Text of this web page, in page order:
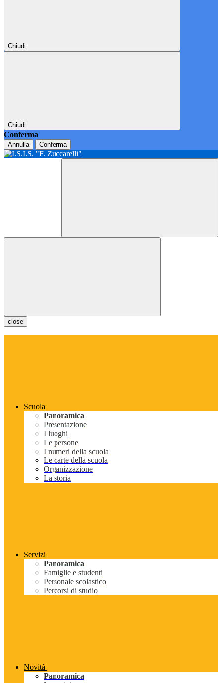
Chiudi
Chiudi
Conferma
Annulla Conferma
close
Scuola
Panoramica
Presentazione
I luoghi
Le persone
I numeri della scuola
Le carte della scuola
Organizzazione
La storia
Servizi
Panoramica
Famiglie e studenti
Personale scolastico
Percorsi di studio
Novità
Panoramica